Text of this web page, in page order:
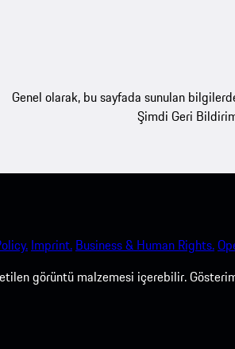
Genel olarak, bu sayfada sunulan
Şimdi Geri
Imprint. Business & Human Rights.
görüntü malzemesi içerebilir.